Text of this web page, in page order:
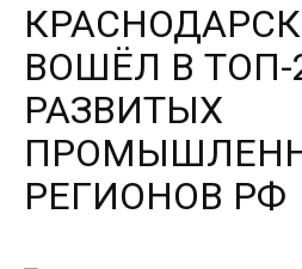
ВОШЁЛ В
РАЗВИТЫХ
РЕГИОНОВ РФ